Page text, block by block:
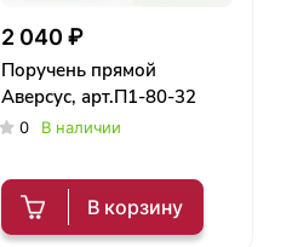
2 040 ₽
Поручень прямой
Аверсус, арт.П1-80-32
0 В наличии
В корзину